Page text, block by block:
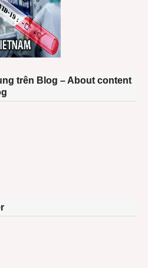
trên Blog – About content